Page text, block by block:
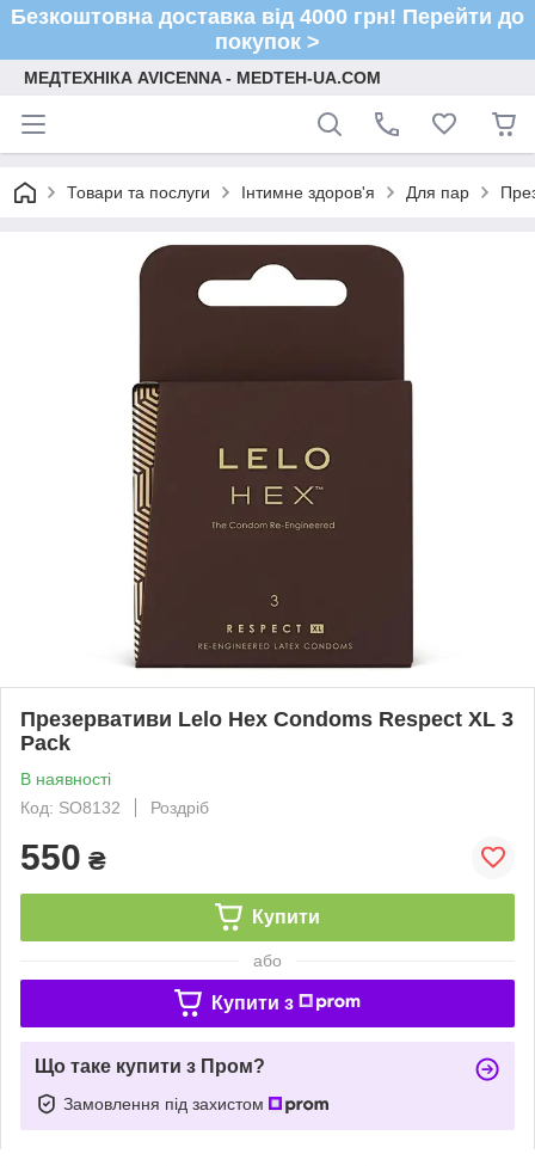
Безкоштовна доставка від 4000 грн! Перейти до
покупок >
МЕДТЕХНІКА AVICENNA - MEDTEH-UA.COM
Товари та послуги Інтимне здоров'я Для пар
Презервативи Lelo Hex Condoms Respect XL 3
Pack
В наявності
Код: SO8132
Роздріб
550 ₴
Купити
або
Купити з
Що таке купити з Пром?
Замовлення під захистом